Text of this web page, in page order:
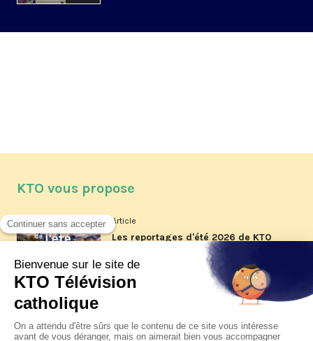
KTO vous propose
Article
Les reportages d'été 2026 de KTO
Article
La visite pastorale du pape Léon
jeudi 6 août